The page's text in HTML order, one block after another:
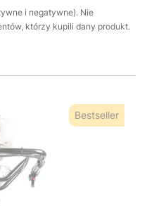
i negatywne). Nie
którzy kupili dany produkt.
Bestseller